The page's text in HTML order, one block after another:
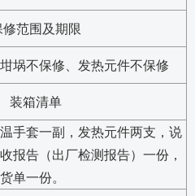
范围及期限
埚不保修、发热元件不保修
装箱清单
手套一副，发热元件两支，说
报告（出厂检测报告）一份，
单一份。